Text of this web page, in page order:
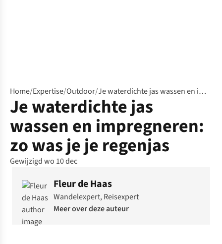
Home/Expertise/Outdoor/ Je waterdichte jas wassen en impregneren: zo was je je regenjas
Je waterdichte jas
wassen en impregneren:
zo was je je regenjas
Gewijzigd wo 10 dec
Fleur de Haas
Wandelexpert, Reisexpert
Meer over deze auteur